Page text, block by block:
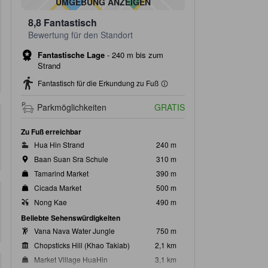
8,8 Fantastisch
Bewertung für den Standort
Fantastische Lage - 240 m bis zum
Strand
Fantastisch für die Erkundung zu Fuß
Parkmöglichkeiten GRATIS
Zu Fuß erreichbar
Hua Hin Strand
240 m
Baan Suan Sra Schule
310 m
Tamarind Market
390 m
Cicada Market
500 m
Nong Kae
490 m
Beliebte Sehenswürdigkeiten
Vana Nava Water Jungle
750 m
Chopsticks Hill (Khao Takiab)
2,1 km
Market Village HuaHin
3,1 km